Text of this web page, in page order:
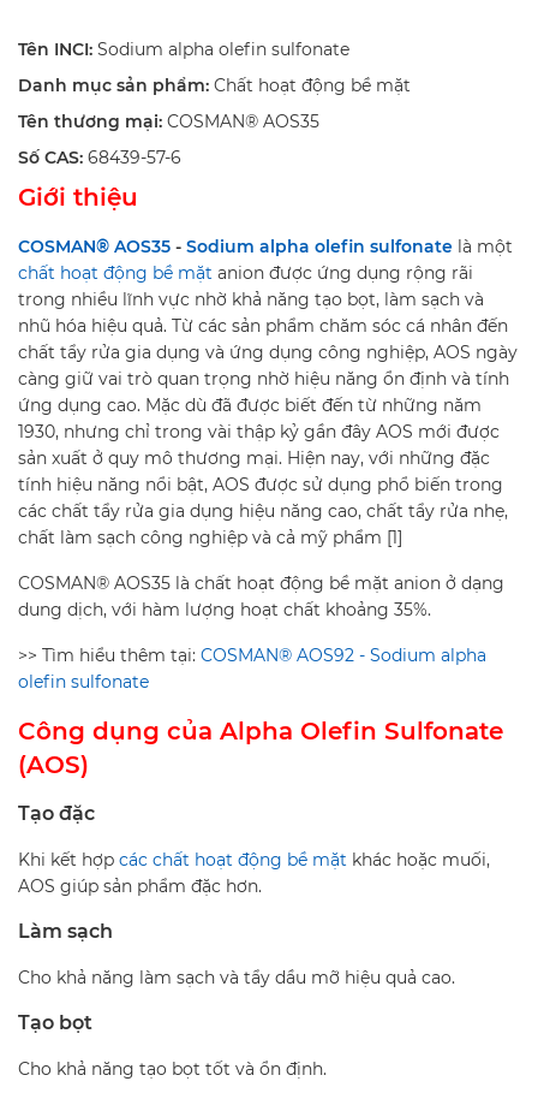
Tên INCI: Sodium alpha olefin sulfonate
Danh mục sản phẩm: Chất hoạt động bề mặt
Tên thương mại: COSMAN® AOS35
Số CAS: 68439-57-6
Giới thiệu
COSMAN® AOS35 - Sodium alpha olefin sulfonate là một
chất hoạt động bề mặt anion được ứng dụng rộng rãi
trong nhiều lĩnh vực nhờ khả năng tạo bọt, làm sạch và
nhũ hóa hiệu quả. Từ các sản phẩm chăm sóc cá nhân đến
chất tẩy rửa gia dụng và ứng dụng công nghiệp, AOS ngày
càng giữ vai trò quan trọng nhờ hiệu năng ổn định và tính
ứng dụng cao. Mặc dù đã được biết đến từ những năm
1930, nhưng chỉ trong vài thập kỷ gần đây AOS mới được
sản xuất ở quy mô thương mại. Hiện nay, với những đặc
tính hiệu năng nổi bật, AOS được sử dụng phổ biến trong
các chất tẩy rửa gia dụng hiệu năng cao, chất tẩy rửa nhẹ,
chất làm sạch công nghiệp và cả mỹ phẩm [1]
COSMAN® AOS35 là chất hoạt động bề mặt anion ở dạng
dung dịch, với hàm lượng hoạt chất khoảng 35%.
>> Tìm hiểu thêm tại: COSMAN® AOS92 - Sodium alpha
olefin sulfonate
Công dụng của Alpha Olefin Sulfonate
(AOS)
Tạo đặc
Khi kết hợp các chất hoạt động bề mặt khác hoặc muối,
AOS giúp sản phẩm đặc hơn.
Làm sạch
Cho khả năng làm sạch và tẩy dầu mỡ hiệu quả cao.
Tạo bọt
Cho khả năng tạo bọt tốt và ổn định.